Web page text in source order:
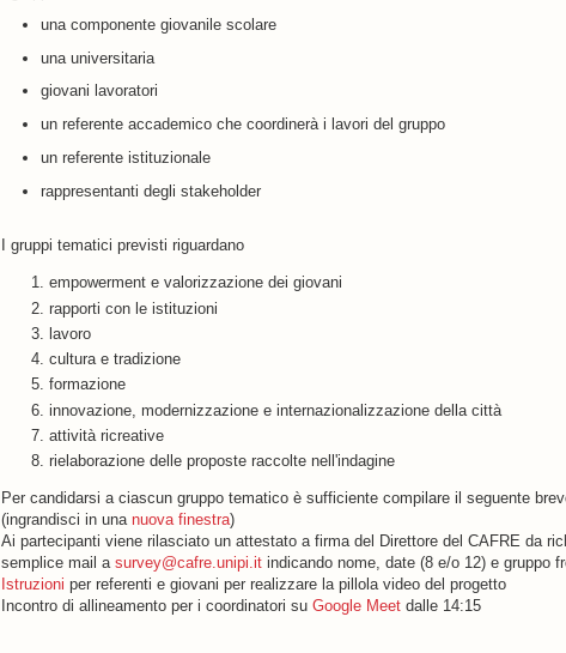
una componente giovanile scolare
una universitaria
giovani lavoratori
un referente accademico che coordinerà i lavori del gruppo
un referente istituzionale
rappresentanti degli stakeholder
I gruppi tematici previsti riguardano
empowerment e valorizzazione dei giovani
rapporti con le istituzioni
lavoro
cultura e tradizione
formazione
innovazione, modernizzazione e internazionalizzazione della città
attività ricreative
rielaborazione delle proposte raccolte nell'indagine
Per candidarsi a ciascun gruppo tematico è sufficiente compilare il seguente
(ingrandisci in una nuova finestra)
Ai partecipanti viene rilasciato un attestato a firma del Direttore del CAFRE da
semplice mail a survey@cafre.unipi.it indicando nome, date (8 e/o 12) e gruppo
Istruzioni per referenti e giovani per realizzare la pillola video del progetto
Incontro di allineamento per i coordinatori su Google Meet dalle 14:15